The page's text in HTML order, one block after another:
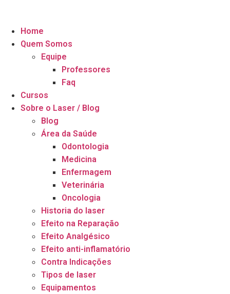
Home
Quem Somos
Equipe
Professores
Faq
Cursos
Sobre o Laser / Blog
Blog
Área da Saúde
Odontologia
Medicina
Enfermagem
Veterinária
Oncologia
Historia do laser
Efeito na Reparação
Efeito Analgésico
Efeito anti-inflamatório
Contra Indicações
Tipos de laser
Equipamentos